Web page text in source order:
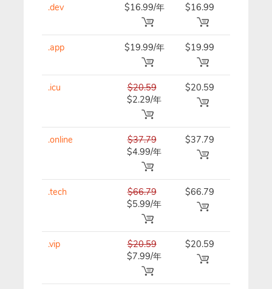
.dev $16.99/年 $16.99
.app $19.99/年 $19.99
.icu
$20.59
$2.29/年
$20.59
.online
$37.79
$4.99/年
$37.79
.tech
$66.79
$5.99/年
$66.79
.vip
$20.59
$7.99/年
$20.59